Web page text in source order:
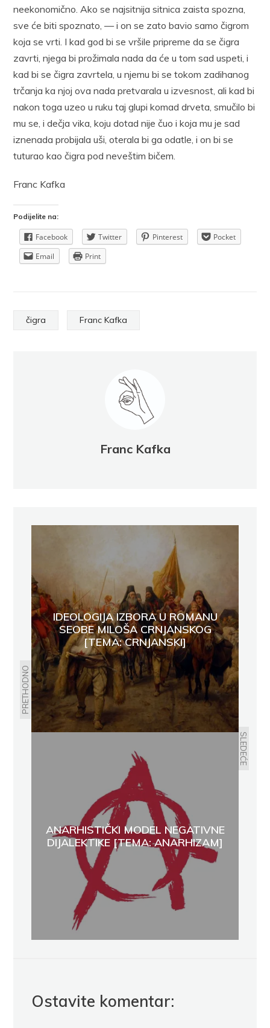
neekonomično. Ako se najsitnija sitnica zaista spozna,
sve će biti spoznato, — i on se zato bavio samo čigrom
koja se vrti. I kad god bi se vršile pripreme da se čigra
zavrti, njega bi prožimala nada da će u tom sad uspeti, i
kad bi se čigra zavrtela, u njemu bi se tokom zadihanog
trčanja ka njoj ova nada pretvarala u izvesnost, ali kad bi
nakon toga uzeo u ruku taj glupi komad drveta, smučilo bi
mu se, i dečja vika, koju dotad nije čuo i koja mu je sad
iznenada probijala uši, oterala bi ga odatle, i on bi se
tuturao kao čigra pod neveštim bičem.
Franc Kafka
Podijelite na:
Facebook Twitter Pinterest
Pocket
Email
Print
čigra Franc Kafka
Franc Kafka
PRETHODNO
IDEOLOGIJA IZBORA U ROMANU
SEOBE MILOŠA CRNJANSKOG
[TEMA: CRNJANSKI]
SLEDEĆE
ANARHISTIČKI MODEL NEGATIVNE
DIJALEKTIKE [TEMA: ANARHIZAM]
Ostavite komentar: